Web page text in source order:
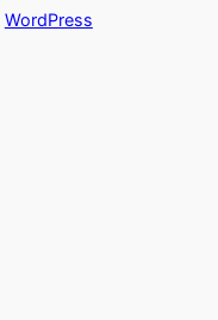
WordPress